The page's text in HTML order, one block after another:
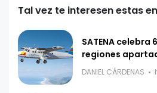
Tal vez te interesen estas
SATENA
regiones
DANIEL CÁRDENAS